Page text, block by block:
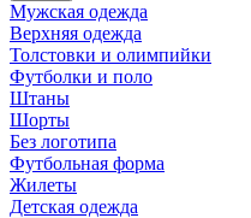
Мужская одежда
Верхняя одежда
Толстовки и олимпийки
Футболки и поло
Штаны
Шорты
Без логотипа
Футбольная форма
Жилеты
Детская одежда